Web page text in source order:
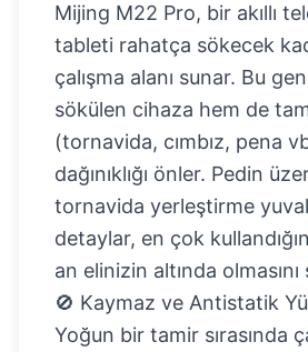
Mijing M22 Pro, bir akıllı
tableti rahatça sökecek
çalışma alanı sunar. Bu
sökülen cihaza hem de
(tornavida, cımbız, pena
dağınıklığı önler. Pedin
tornavida yerleştirme
detaylar, en çok
an elinizin altında olmasını
🚫 Kaymaz ve Antistatik
Yoğun bir tamir sırasında